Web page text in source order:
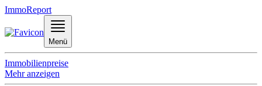
ImmoReport
Menü
Immobilienpreise
Mehr anzeigen